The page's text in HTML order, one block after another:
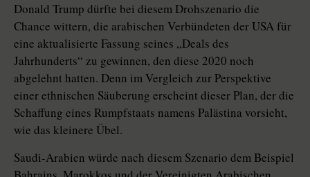
Donald Trump dürfte bei diesem Drohszenario die
Chance wittern, die arabischen Verbündeten der USA für
eine aktualisierte Fassung seines „Deals des
Jahrhunderts“ zu gewinnen, den diese 2020 noch
abgelehnt hatten. Denn im Vergleich zur Perspektive
einer ethnischen Säuberung erscheint dieser Plan, der die
Schaffung eines Rumpfstaats namens Palästina vorsieht,
wie das kleinere Übel.
Saudi-Arabien würde nach diesem Szenario dem Beispiel